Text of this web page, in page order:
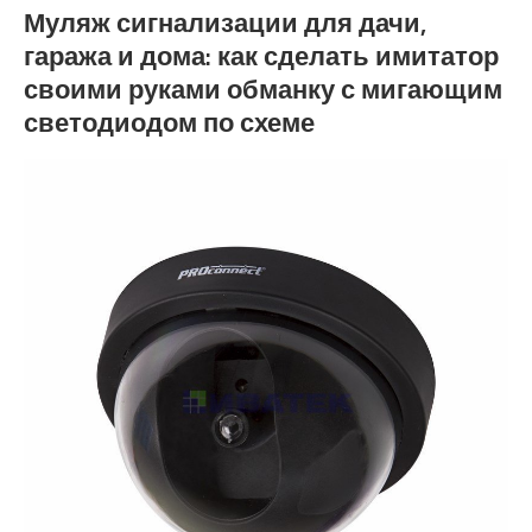
Муляж сигнализации для дачи,
гаража и дома: как сделать имитатор
своими руками обманку с мигающим
светодиодом по схеме